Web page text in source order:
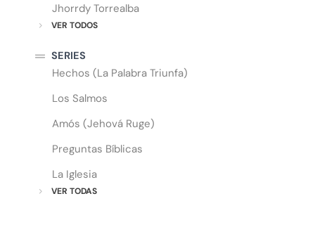
Jhorrdy Torrealba
VER TODOS
SERIES
Hechos (La Palabra Triunfa)
Los Salmos
Amós (Jehová Ruge)
Preguntas Bíblicas
La Iglesia
VER TODAS